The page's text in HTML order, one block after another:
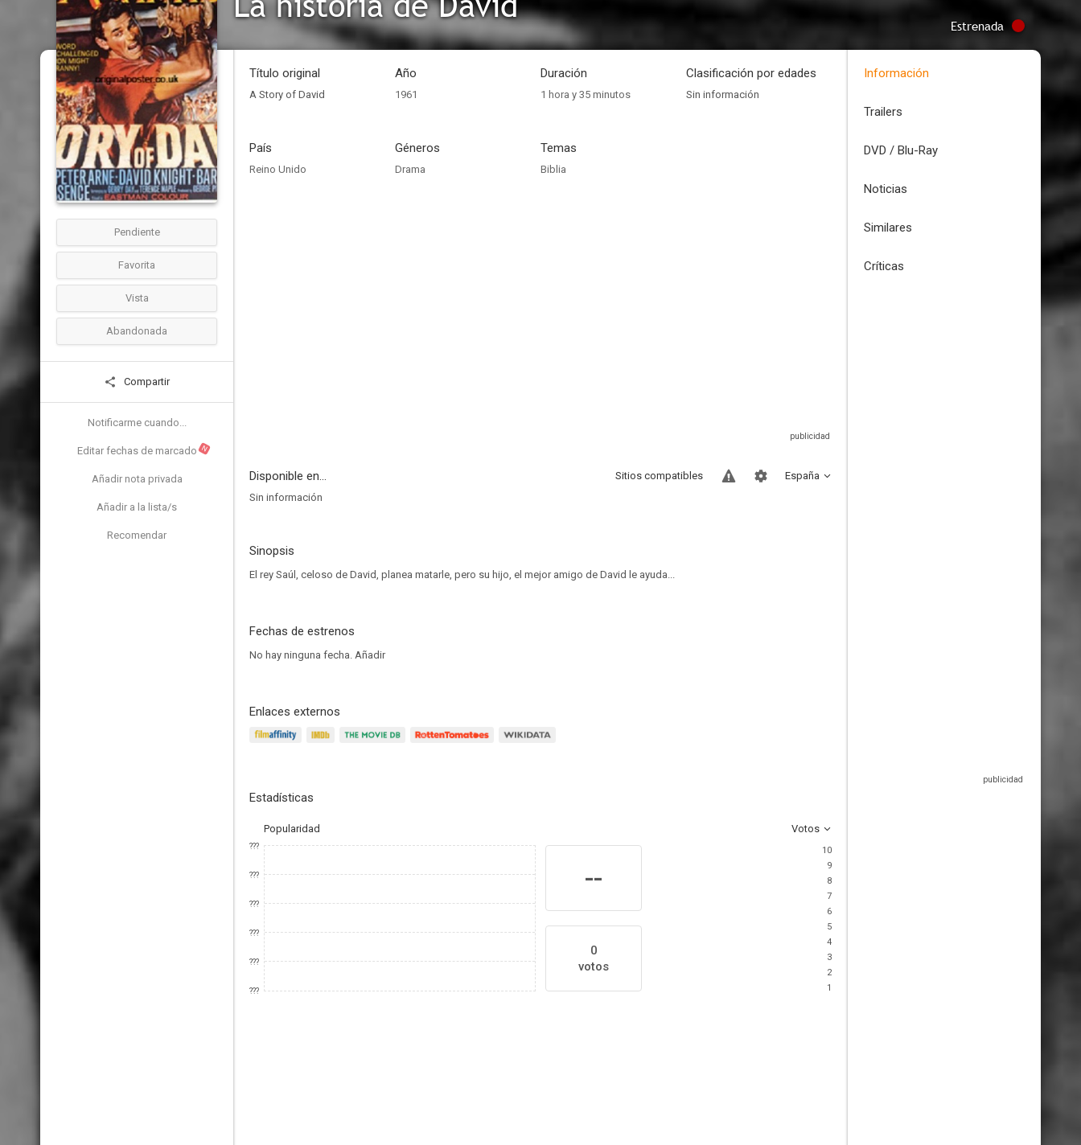
Estrenada
Pendiente
Favorita
Vista
Abandonada
Compartir
Notificarme cuando...
Editar fechas de marcado N
Añadir nota privada
Añadir a la lista/s
Recomendar
Título original
A Story of David
Año
1961
Duración
1 hora y 35 minutos
Clasificación por edades
Sin información
País
Reino Unido
Géneros
Drama
Temas
Biblia
Disponible en... España
Sitios compatibles
Sin información
Sinopsis
El rey Saúl, celoso de David, planea matarle, pero su hijo, el mejor amigo de David le ayuda...
Fechas de estrenos
No hay ninguna fecha. Añadir
Enlaces externos
Estadísticas
Popularidad Votos
???
???
???
???
???
???
--
0
votos
10
9
8
7
6
5
4
3
2
1
Información
Trailers
DVD / Blu-Ray
Noticias
Similares
Críticas